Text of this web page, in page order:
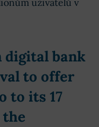
uživatelů v
digital bank
to offer
to its 17